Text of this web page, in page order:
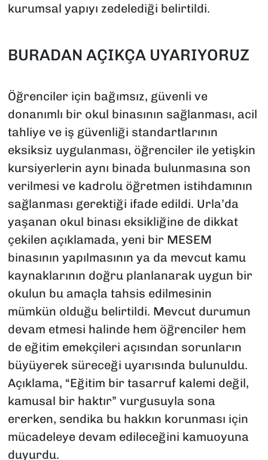
kurumsal yapıyı zedelediği belirtildi.
BURADAN AÇIKÇA UYARIYORUZ
Öğrenciler için bağımsız, güvenli ve
donanımlı bir okul binasının sağlanması, acil
tahliye ve iş güvenliği standartlarının
eksiksiz uygulanması, öğrenciler ile yetişkin
kursiyerlerin aynı binada bulunmasına son
verilmesi ve kadrolu öğretmen istihdamının
sağlanması gerektiği ifade edildi. Urla’da
yaşanan okul binası eksikliğine de dikkat
çekilen açıklamada, yeni bir MESEM
binasının yapılmasının ya da mevcut kamu
kaynaklarının doğru planlanarak uygun bir
okulun bu amaçla tahsis edilmesinin
mümkün olduğu belirtildi. Mevcut durumun
devam etmesi halinde hem öğrenciler hem
de eğitim emekçileri açısından sorunların
büyüyerek süreceği uyarısında bulunuldu.
Açıklama, “Eğitim bir tasarruf kalemi değil,
kamusal bir haktır” vurgusuyla sona
ererken, sendika bu hakkın korunması için
mücadeleye devam edileceğini kamuoyuna
duyurdu.